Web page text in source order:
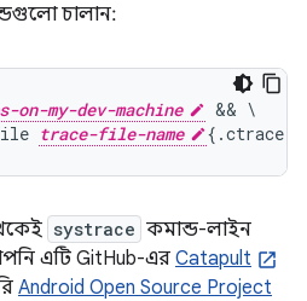
চালান:
my-dev-machine
&& \
trace-file-name {.ctrace
systrace কমান্ড-লাইন
এটি GitHub-এরCatapult
Android Open Source Project